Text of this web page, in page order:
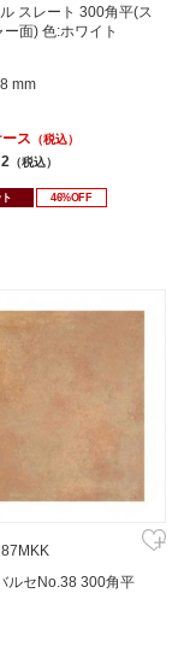
スレート 300角平(ス
ー面) 色:ホワイト
mm
ス （税込）
（税込）
ト 46%OFF
ルセNo.38 300角平